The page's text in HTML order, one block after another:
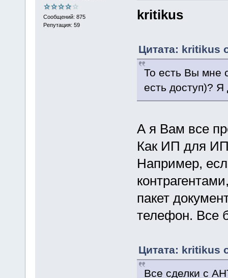
Сообщений: 875
Репутация: 59
kritikus
Цитата: kritikus
То есть Вы мне
есть доступ)?
А я Вам все
Как ИП для
Например,
пакет
телефон. Все
Цитата: kritikus
Все сделки с